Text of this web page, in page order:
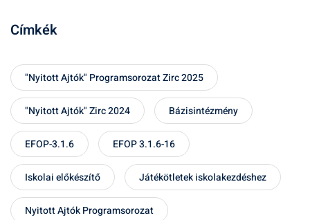
Címkék
"Nyitott Ajtók" Programsorozat Zirc 2025
"Nyitott Ajtók" Zirc 2024 Bázisintézmény
EFOP-3.1.6 EFOP 3.1.6-16
Iskolai előkészítő Játékötletek iskolakezdéshez
Nyitott Ajtók Programsorozat